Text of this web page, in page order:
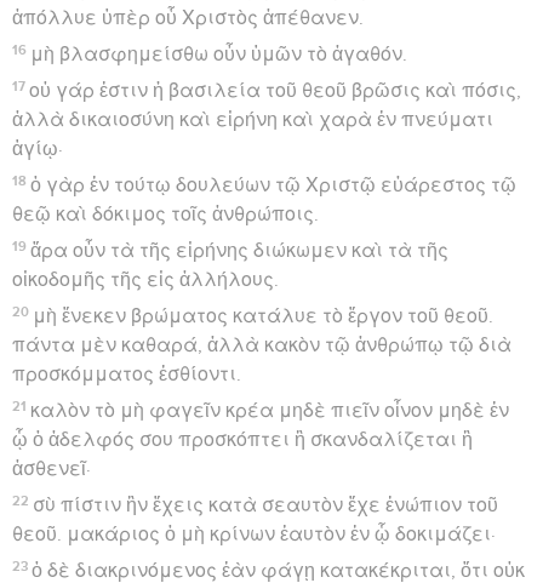
ἀπόλλυε ὑπὲρ οὗ Χριστὸς ἀπέθανεν.
16 μὴ βλασφημείσθω οὖν ὑμῶν τὸ ἀγαθόν.
17 οὐ γάρ ἐστιν ἡ βασιλεία τοῦ θεοῦ βρῶσις καὶ πόσις,
ἀλλὰ δικαιοσύνη καὶ εἰρήνη καὶ χαρὰ ἐν πνεύματι
ἁγίῳ·
18 ὁ γὰρ ἐν τούτῳ δουλεύων τῷ Χριστῷ εὐάρεστος τῷ
θεῷ καὶ δόκιμος τοῖς ἀνθρώποις.
19 ἄρα οὖν τὰ τῆς εἰρήνης διώκωμεν καὶ τὰ τῆς
οἰκοδομῆς τῆς εἰς ἀλλήλους.
20 μὴ ἕνεκεν βρώματος κατάλυε τὸ ἔργον τοῦ θεοῦ.
πάντα μὲν καθαρά, ἀλλὰ κακὸν τῷ ἀνθρώπῳ τῷ διὰ
προσκόμματος ἐσθίοντι.
21 καλὸν τὸ μὴ φαγεῖν κρέα μηδὲ πιεῖν οἶνον μηδὲ ἐν
ᾧ ὁ ἀδελφός σου προσκόπτει ἢ σκανδαλίζεται ἢ
ἀσθενεῖ·
22 σὺ πίστιν ἣν ἔχεις κατὰ σεαυτὸν ἔχε ἐνώπιον τοῦ
θεοῦ. μακάριος ὁ μὴ κρίνων ἑαυτὸν ἐν ᾧ δοκιμάζει·
23 ὁ δὲ διακρινόμενος ἐὰν φάγῃ κατακέκριται, ὅτι οὐκ